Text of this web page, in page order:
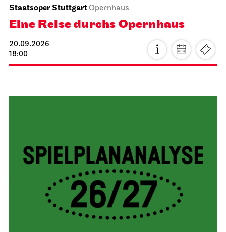
Staatsoper StuttgartOpernhaus
Eine Reise durchs Opernhaus
20.09.2026
18:00